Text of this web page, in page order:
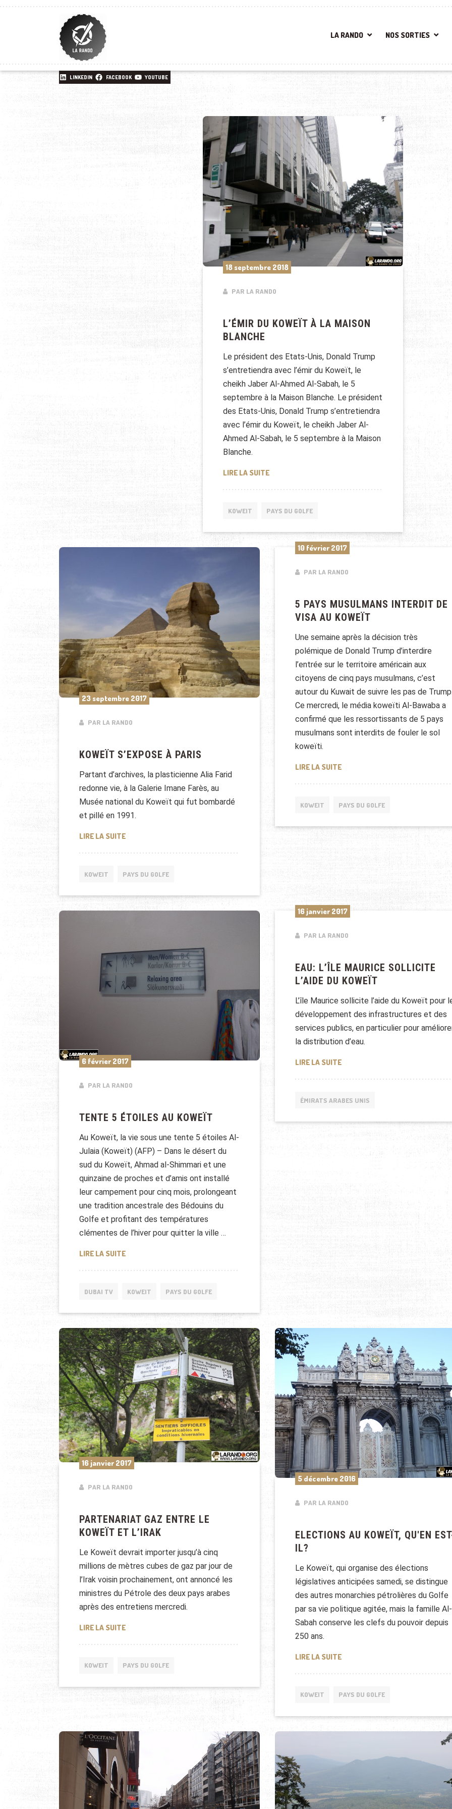
LA RANDO NOS SORTIES
LINKEDIN FACEBOOK YOUTUBE
18 septembre 2018
PAR LA RANDO
L’ÉMIR DU KOWEÏT À LA MAISON
BLANCHE
Le président des Etats-Unis, Donald Trump
s’entretiendra avec l’émir du Koweït, le
cheikh Jaber Al-Ahmed Al-Sabah, le 5
septembre à la Maison Blanche. Le président
des Etats-Unis, Donald Trump s’entretiendra
avec l’émir du Koweït, le cheikh Jaber Al-
Ahmed Al-Sabah, le 5 septembre à la Maison
Blanche.
LIRE LA SUITEL’ÉMIR DU KOWEÏT À LA MAISON BLANCHE
KOWEIT PAYS DU GOLFE
23 septembre 2017
PAR LA RANDO
KOWEÏT S’EXPOSE À PARIS
Partant d’archives, la plasticienne Alia Farid
redonne vie, à la Galerie Imane Farès, au
Musée national du Koweït qui fut bombardé
et pillé en 1991.
LIRE LA SUITEKOWEÏT S’EXPOSE À PARIS
KOWEIT PAYS DU GOLFE
10 février 2017
PAR LA RANDO
5 PAYS MUSULMANS INTERDIT DE
VISA AU KOWEÏT
Une semaine après la décision très
polémique de Donald Trump d’interdire
l’entrée sur le territoire américain aux
citoyens de cinq pays musulmans, c’est
autour du Kuwait de suivre les pas de
Ce mercredi, le média koweïti Al-Bawaba a
confirmé que les ressortissants de 5 pays
musulmans sont interdits de fouler le sol
koweïti.
LIRE LA SUITE5 PAYS MUSULMANS INTERDIT
KOWEIT PAYS DU GOLFE
6 février 2017
PAR LA RANDO
TENTE 5 ÉTOILES AU KOWEÏT
Au Koweït, la vie sous une tente 5 étoiles Al-
Julaia (Koweït) (AFP) – Dans le désert du
sud du Koweït, Ahmad al-Shimmari et une
quinzaine de proches et d’amis ont installé
leur campement pour cinq mois, prolongeant
une tradition ancestrale des Bédouins du
Golfe et profitant des températures
clémentes de l’hiver pour quitter la ville …
LIRE LA SUITETENTE 5 ÉTOILES AU KOWEÏT
DUBAI TV KOWEIT PAYS DU GOLFE
16 janvier 2017
PAR LA RANDO
EAU: L’ÎLE MAURICE SOLLICITE
L’AIDE DU KOWEÏT
L’île Maurice sollicite l’aide du Koweït pour
développement des infrastructures et des
services publics, en particulier pour
la distribution d’eau.
LIRE LA SUITEEAU: L’ÎLE MAURICE SOLLICITE
ÉMIRATS ARABES UNIS
16 janvier 2017
PAR LA RANDO
PARTENARIAT GAZ ENTRE LE
KOWEÏT ET L’IRAK
Le Koweït devrait importer jusqu’à cinq
millions de mètres cubes de gaz par jour de
l’Irak voisin prochainement, ont annoncé les
ministres du Pétrole des deux pays arabes
après des entretiens mercredi.
LIRE LA SUITEPARTENARIAT GAZ ENTRE LE KOWEÏT ET L’IRAK
KOWEIT PAYS DU GOLFE
5 décembre 2016
PAR LA RANDO
ELECTIONS AU KOWEÏT, QU'EN
IL?
Le Koweït, qui organise des élections
législatives anticipées samedi, se distingue
des autres monarchies pétrolières du Golfe
par sa vie politique agitée, mais la famille Al-
Sabah conserve les clefs du pouvoir depuis
250 ans.
LIRE LA SUITEELECTIONS AU KOWEÏT, QU'EN
KOWEIT PAYS DU GOLFE